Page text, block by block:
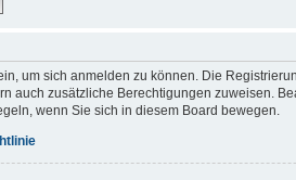
um sich anmelden zu können. Die
auch zusätzliche Berechtigungen zuweisen.
wenn Sie sich in diesem Board bewegen.